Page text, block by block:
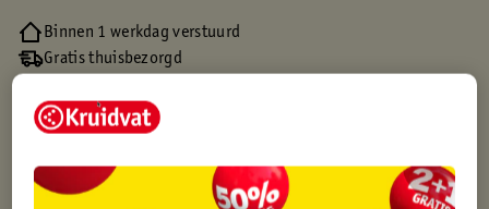
Binnen 1 werkdag verstuurd
Gratis thuisbezorgd
Gratis punten met je Kruidvat kaart